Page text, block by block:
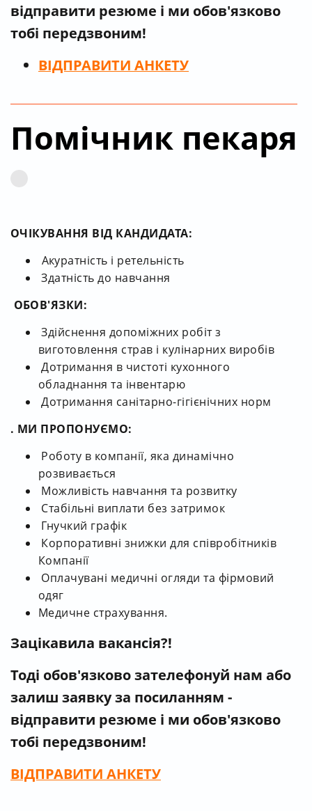
відправити резюме і ми обов'язково
тобі передзвоним!
ВІДПРАВИТИ АНКЕТУ
Помічник пекаря
ОЧІКУВАННЯ ВІД КАНДИДАТА:
Акуратність і ретельність
Здатність до навчання
ОБОВ'ЯЗКИ:
Здійснення допоміжних робіт з
виготовлення страв і кулінарних виробів
Дотримання в чистоті кухонного
обладнання та інвентарю
Дотримання санітарно-гігієнічних норм
. МИ ПРОПОНУЄМО:
Роботу в компанії, яка динамічно
розвивається
Можливість навчання та розвитку
Стабільні виплати без затримок
Гнучкий графік
Корпоративні знижки для співробітників
Компанії
Оплачувані медичні огляди та фірмовий
одяг
Медичне страхування.
Зацікавила вакансія?!
Тоді обов'язково зателефонуй нам або
залиш заявку за посиланням -
відправити резюме і ми обов'язково
тобі передзвоним!
ВІДПРАВИТИ АНКЕТУ